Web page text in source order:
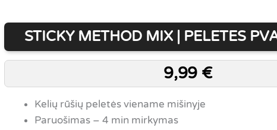
STICKY METHOD MIX | PELETES
9,99 €
Kelių rūšių peletės viename mišinyje
Paruošimas – 4 min mirkymas